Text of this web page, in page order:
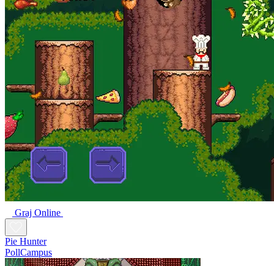
Graj Online
Pie Hunter
PollCampus